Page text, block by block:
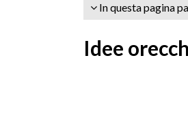
In questa pagina
Idee